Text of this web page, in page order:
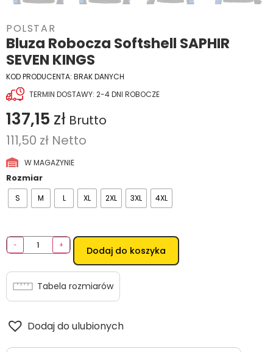
POLSTAR
Bluza Robocza Softshell SAPHIR
SEVEN KINGS
KOD PRODUCENTA: BRAK DANYCH
TERMIN DOSTAWY: 2-4 DNI ROBOCZE
137,15 zł Brutto
111,50 zł Netto
W MAGAZYNIE
Rozmiar
S M L XL 2XL 3XL 4XL
- + Dodaj do koszyka
Tabela rozmiarów
Dodaj do ulubionych